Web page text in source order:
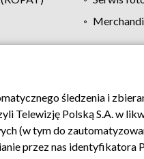
Pomoc Biuro
śledzenia i
Telewizję Polską S.A. w
(w tym do
przez nas identyfikatora